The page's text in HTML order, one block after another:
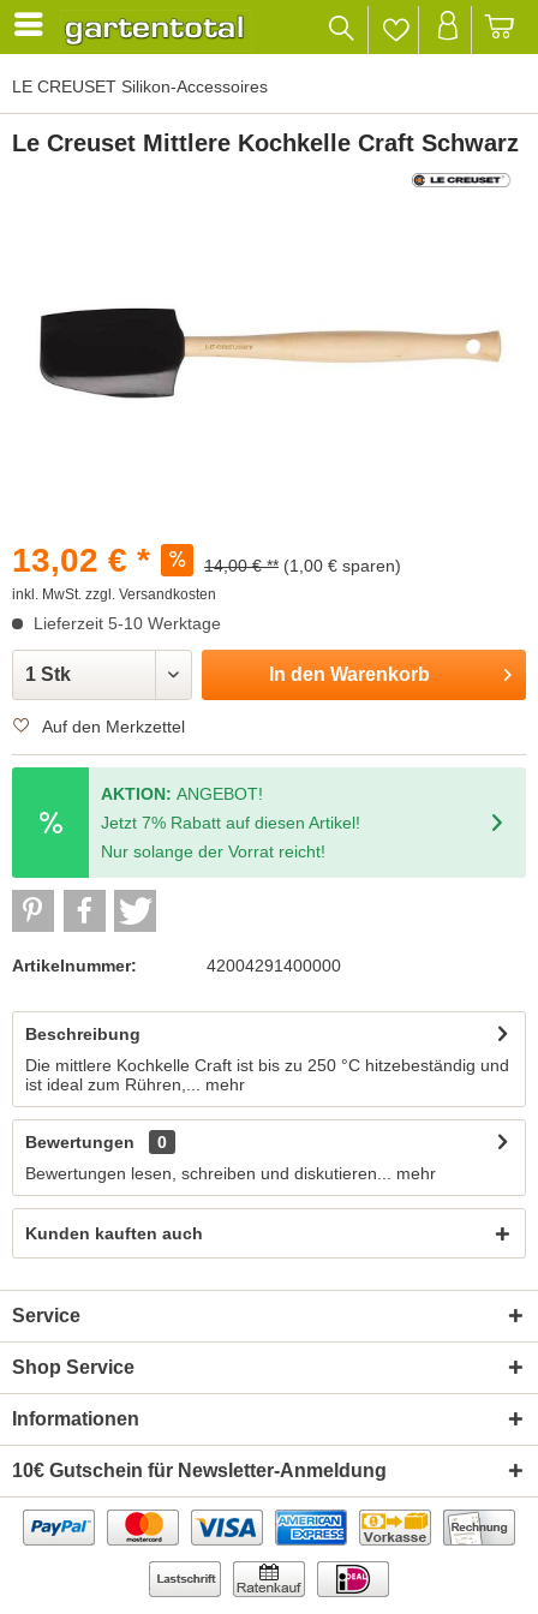
LE CREUSET Silikon-Accessoires
Le Creuset Mittlere Kochkelle Craft Schwarz
13,02 € * 14,00 € ** (1,00 € sparen)
inkl. MwSt. zzgl. Versandkosten
Lieferzeit 5-10 Werktage
In den Warenkorb
Auf den Merkzettel
AKTION:ANGEBOT!
Jetzt 7% Rabatt auf diesen Artikel!
Nur solange der Vorrat reicht!
Artikelnummer: 42004291400000
Beschreibung
Die mittlere Kochkelle Craft ist bis zu 250 °C hitzebeständig und
ist ideal zum Rühren,...
mehr
Bewertungen
0
Bewertungen lesen, schreiben und diskutieren...
mehr
Kunden kauften auch
Service
Shop Service
Informationen
10€ Gutschein für Newsletter-Anmeldung